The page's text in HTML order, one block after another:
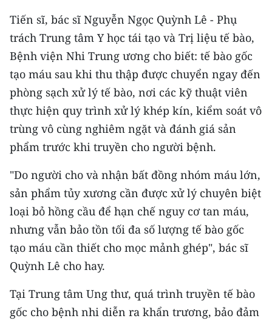
Tiến sĩ, bác sĩ Nguyễn Ngọc Quỳnh Lê - Phụ
trách Trung tâm Y học tái tạo và Trị liệu tế bào,
Bệnh viện Nhi Trung ương cho biết: tế bào gốc
tạo máu sau khi thu thập được chuyển ngay đến
phòng sạch xử lý tế bào, nơi các kỹ thuật viên
thực hiện quy trình xử lý khép kín, kiểm soát vô
trùng vô cùng nghiêm ngặt và đánh giá sản
phẩm trước khi truyền cho người bệnh.
"Do người cho và nhận bất đồng nhóm máu lớn,
sản phẩm tủy xương cần được xử lý chuyên biệt
loại bỏ hồng cầu để hạn chế nguy cơ tan máu,
nhưng vẫn bảo tồn tối đa số lượng tế bào gốc
tạo máu cần thiết cho mọc mảnh ghép", bác sĩ
Quỳnh Lê cho hay.
Tại Trung tâm Ung thư, quá trình truyền tế bào
gốc cho bệnh nhi diễn ra khẩn trương, bảo đảm